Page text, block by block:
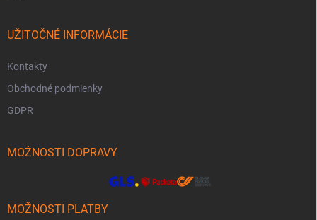
UŽITOČNÉ INFORMÁCIE
Kontakty
Obchodné podmienky
GDPR
MOŽNOSTI DOPRAVY
MOŽNOSTI PLATBY